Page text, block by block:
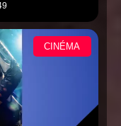
CINÉMA